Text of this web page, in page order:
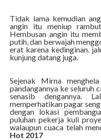
Tidak lama kemudian
angin itu meniup
Hembusan angin itu
putih, dan berwajah
erat karena kedinginan.
kunjung datang juga.
Sejenak Mirna
pandangannya ke seluruh
senasib dengannya.
memperhatikan pagar
dengan lokasi
puluhan pekerja kuli
walaupun cuaca telah
Hot 2017